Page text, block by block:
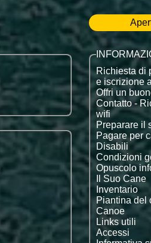
Richiesta di
e iscrizione
Offri un
Contatto -
wifi
Preparare il
Pagare per
Disabili
Condizioni
Opuscolo
Il Suo Cane
Inventario
Piantina del
Canoe
Links utili
Accessi